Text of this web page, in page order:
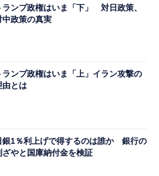
ランプ政権はいま「下」 対日政策、
中政策の真実
ランプ政権はいま「上」イラン攻撃の
由とは
銀1％利上げで得するのは誰か 銀行の
ざやと国庫納付金を検証